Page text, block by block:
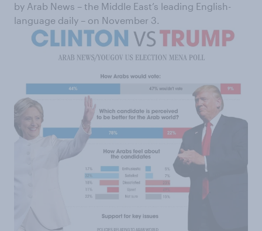
by Arab News – the Middle East’s leading English-
language daily – on November 3.